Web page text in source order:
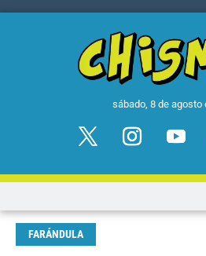
sábado, 8 de agosto
FARÁNDULA